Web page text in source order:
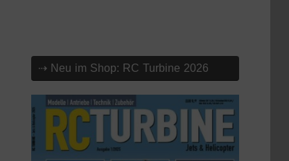
⇢ Neu im Shop: RC Turbine 2026